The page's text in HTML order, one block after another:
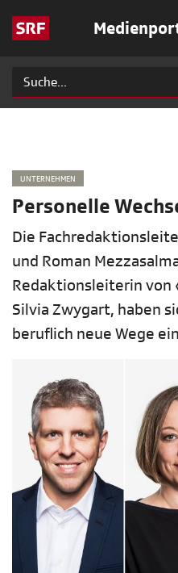
UNTERNEHMEN
Personelle
Die
und Roman
Redaktionsleiterin von
Silvia Zwygart, haben
beruflich neue Wege